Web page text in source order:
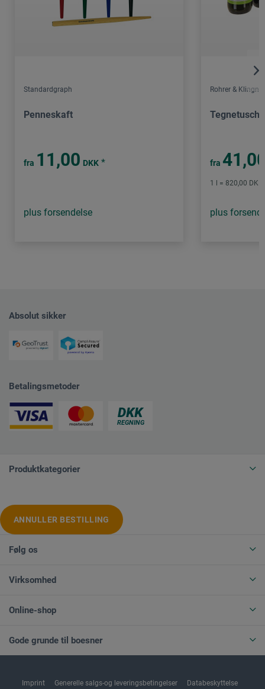
Standardgraph
Penneskaft
fra 11,00 DKK *
plus forsendelse
Rohrer & Klingner
Tegnetusch
fra
1 l = 820,00
plus
Absolut sikker
Betalingsmetoder
Produktkategorier
ANNULLER BESTILLING
Følg os
Virksomhed
Online-shop
Gode grunde til boesner
Imprint Generelle salgs-og leveringsbetingelser Databeskyttelse